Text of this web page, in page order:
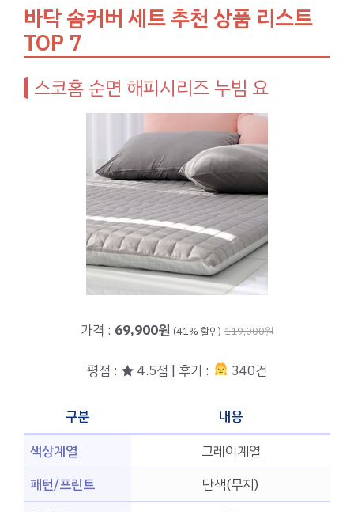
바닥 솜커버 세트 추천 상품 리스트
TOP 7
스코홈 순면 해피시리즈 누빔 요
가격 : 69,900원 (41% 할인) 119,000원
평점 : ★ 4.5점 | 후기 : 340건
구분
내용
색상계열
그레이계열
패턴/프린트
단색(무지)